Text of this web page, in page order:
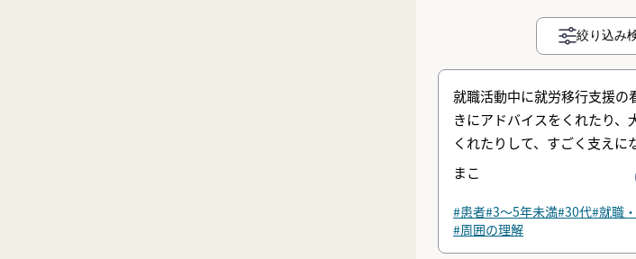
絞り込み
就職活動中に就労移行支援の
きにアドバイスをくれたり、
くれたりして、すごく支えに
まこ
#患者#3〜5年未満#30代#就職
#周囲の理解